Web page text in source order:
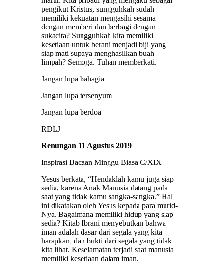
pengikut Kristus, sungguhkah sudah
memiliki kekuatan mengasihi sesama
dengan memberi dan berbagi dengan
sukacita? Sungguhkah kita memiliki
kesetiaan untuk berani menjadi biji yang
siap mati supaya menghasilkan buah
limpah? Semoga. Tuhan memberkati.
Jangan lupa bahagia
Jangan lupa tersenyum
Jangan lupa berdoa
RDLJ
Renungan 11 Agustus 2019
Inspirasi Bacaan Minggu Biasa C/XIX
Yesus berkata, “Hendaklah kamu juga siap
sedia, karena Anak Manusia datang pada
saat yang tidak kamu sangka-sangka.” Hal
ini dikatakan oleh Yesus kepada para murid-
Nya. Bagaimana memiliki hidup yang siap
sedia? Kitab Ibrani menyebutkan bahwa
iman adalah dasar dari segala yang kita
harapkan, dan bukti dari segala yang tidak
kita lihat. Keselamatan terjadi saat manusia
memiliki kesetiaan dalam iman.